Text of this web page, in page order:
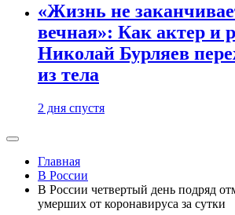
«Жизнь не
вечная»: Как актер и
Николай Бурляев
из тела
2 дня спустя
Главная
В России
В России четвертый день подряд
умерших от коронавируса за сутки